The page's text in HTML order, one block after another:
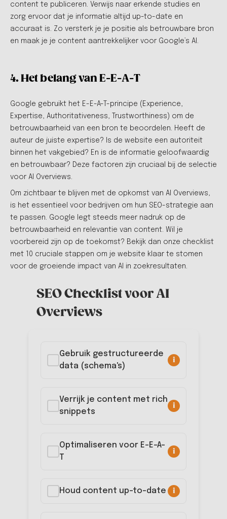
content te publiceren. Verwijs naar erkende studies en
zorg ervoor dat je informatie altijd up-to-date en
accuraat is. Zo versterk je je positie als betrouwbare bron
en maak je je content aantrekkelijker voor Google’s AI.
4. Het belang van E-E-A-T
Google gebruikt het E-E-A-T-principe (Experience,
Expertise, Authoritativeness, Trustworthiness) om de
betrouwbaarheid van een bron te beoordelen. Heeft de
auteur de juiste expertise? Is de website een autoriteit
binnen het vakgebied? En is de informatie geloofwaardig
en betrouwbaar? Deze factoren zijn cruciaal bij de selectie
voor AI Overviews.
Om zichtbaar te blijven met de opkomst van AI Overviews,
is het essentieel voor bedrijven om hun SEO-strategie aan
te passen. Google legt steeds meer nadruk op de
betrouwbaarheid en relevantie van content. Wil je
voorbereid zijn op de toekomst? Bekijk dan onze checklist
met 10 cruciale stappen om je website klaar te stomen
voor de groeiende impact van AI in zoekresultaten.
SEO Checklist voor AI
Overviews
Gebruik gestructureerde
data (schema's)
i
Verrijk je content met rich
snippets
i
Optimaliseren voor E-E-A-
T
i
Houd content up-to-date i